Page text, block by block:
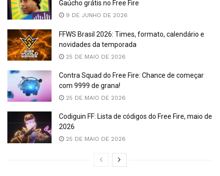
Gaúcho grátis no Free Fire
9 DE JUNHO DE 2026
FFWS Brasil 2026: Times, formato, calendário e
novidades da temporada
25 DE MAIO DE 2026
Contra Squad do Free Fire: Chance de começar
com 9999 de grana!
25 DE MAIO DE 2026
Codiguin FF: Lista de códigos do Free Fire, maio de
2026
25 DE MAIO DE 2026